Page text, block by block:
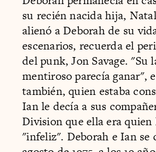
su recién nacida hija,
alienó a Deborah de su
escenarios, recuerda el
del punk, Jon Savage. "Su
mentiroso parecía ganar",
también, quien estaba
Ian le decía a sus
Division que ella era quien
"infeliz". Deborah e Ian se